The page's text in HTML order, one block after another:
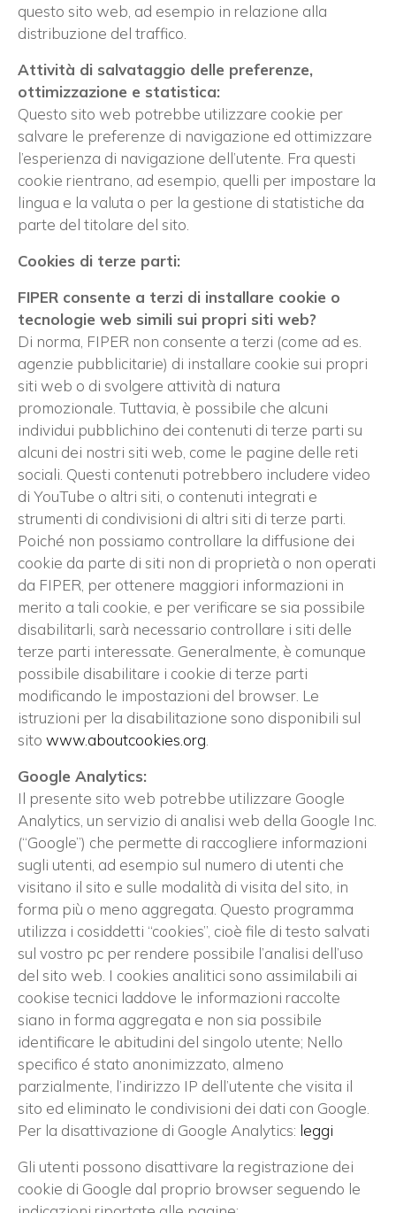
questo sito web, ad esempio in relazione alla
distribuzione del traffico.
Attività di salvataggio delle preferenze,
ottimizzazione e statistica:
Questo sito web potrebbe utilizzare cookie per
salvare le preferenze di navigazione ed ottimizzare
l’esperienza di navigazione dell’utente. Fra questi
cookie rientrano, ad esempio, quelli per impostare la
lingua e la valuta o per la gestione di statistiche da
parte del titolare del sito.
Cookies di terze parti:
FIPER consente a terzi di installare cookie o
tecnologie web simili sui propri siti web?
Di norma, FIPER non consente a terzi (come ad es.
agenzie pubblicitarie) di installare cookie sui propri
siti web o di svolgere attività di natura
promozionale. Tuttavia, è possibile che alcuni
individui pubblichino dei contenuti di terze parti su
alcuni dei nostri siti web, come le pagine delle reti
sociali. Questi contenuti potrebbero includere video
di YouTube o altri siti, o contenuti integrati e
strumenti di condivisioni di altri siti di terze parti.
Poiché non possiamo controllare la diffusione dei
cookie da parte di siti non di proprietà o non operati
da FIPER, per ottenere maggiori informazioni in
merito a tali cookie, e per verificare se sia possibile
disabilitarli, sarà necessario controllare i siti delle
terze parti interessate. Generalmente, è comunque
possibile disabilitare i cookie di terze parti
modificando le impostazioni del browser. Le
istruzioni per la disabilitazione sono disponibili sul
sito www.aboutcookies.org.
Google Analytics:
Il presente sito web potrebbe utilizzare Google
Analytics, un servizio di analisi web della Google Inc.
(“Google”) che permette di raccogliere informazioni
sugli utenti, ad esempio sul numero di utenti che
visitano il sito e sulle modalità di visita del sito, in
forma più o meno aggregata. Questo programma
utilizza i cosiddetti “cookies”, cioè file di testo salvati
sul vostro pc per rendere possibile l’analisi dell’uso
del sito web. I cookies analitici sono assimilabili ai
cookise tecnici laddove le informazioni raccolte
siano in forma aggregata e non sia possibile
identificare le abitudini del singolo utente; Nello
specifico é stato anonimizzato, almeno
parzialmente, l’indirizzo IP dell’utente che visita il
sito ed eliminato le condivisioni dei dati con Google.
Per la disattivazione di Google Analytics: leggi
Gli utenti possono disattivare la registrazione dei
cookie di Google dal proprio browser seguendo le
Vuoi restare in contatto con
FIPER e ricevere notizie e
aggiornamenti?
ISCRIVITI ALLA NEWSLETTER